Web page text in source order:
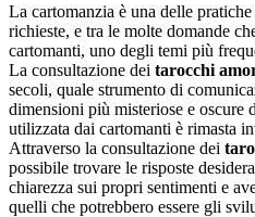
La cartomanzia è una delle
richieste, e tra le molte domande
cartomanti, uno degli temi più
La consultazione dei tarocchi
secoli, quale strumento di
dimensioni più misteriose e oscure
utilizzata dai cartomanti è rimasta
Attraverso la consultazione dei
possibile trovare le risposte
chiarezza sui propri sentimenti e
quelli che potrebbero essere gli